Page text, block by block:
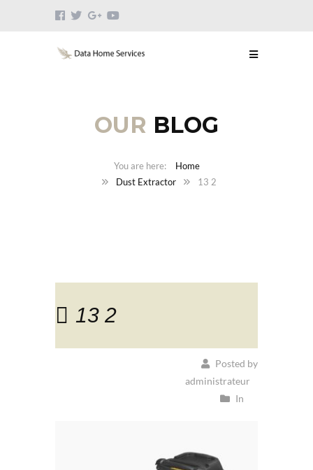
OUR BLOG
Home
Dust Extractor
13 2
13 2
Posted by
administrateur
In